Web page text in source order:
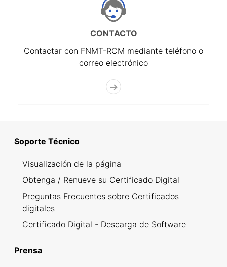
CONTACTO
Contactar con FNMT-RCM mediante teléfono o
correo electrónico
Soporte Técnico
Visualización de la página
Obtenga / Renueve su Certificado Digital
Preguntas Frecuentes sobre Certificados
digitales
Certificado Digital - Descarga de Software
Prensa